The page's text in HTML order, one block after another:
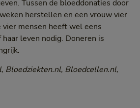
Tussen de bloeddonaties door
herstellen en een vrouw vier
vier mensen heeft wel eens
leven nodig. Doneren is
Bloedziekten.nl, Bloedcellen.nl,